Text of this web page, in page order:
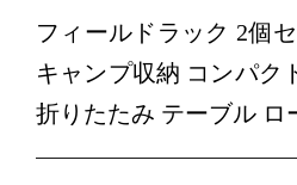
フィールドラック 2個
キャンプ収納 コンパク
折りたたみ テーブル